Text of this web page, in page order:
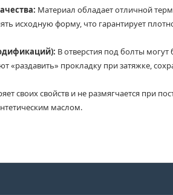
Материал обладает отличной
исходную форму, что гарантирует
В отверстия под болты могут
«раздавить» прокладку при затяжке,
своих свойств и не размягчается при
маслом.